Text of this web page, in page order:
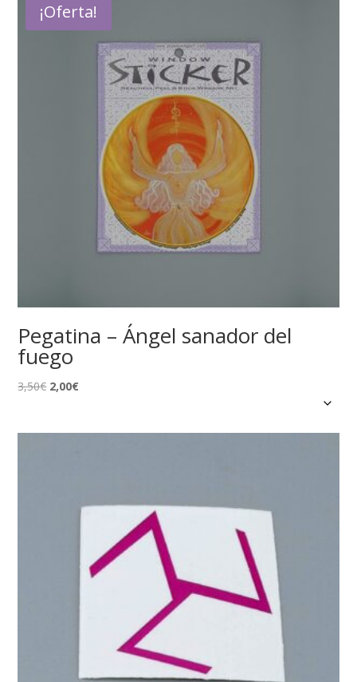
¡Oferta!
Pegatina – Ángel sanador del
fuego
3,50€ El
2,00€El